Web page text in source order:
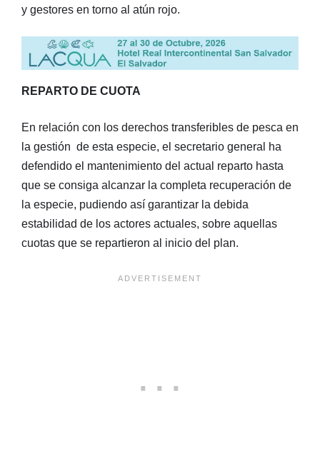
y gestores en torno al atún rojo.
REPARTO DE CUOTA
En relación con los derechos transferibles de pesca en
la gestión de esta especie, el secretario general ha
defendido el mantenimiento del actual reparto hasta
que se consiga alcanzar la completa recuperación de
la especie, pudiendo así garantizar la debida
estabilidad de los actores actuales, sobre aquellas
cuotas que se repartieron al inicio del plan.